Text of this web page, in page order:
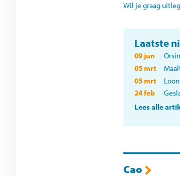
Wil je graag
Laatste
09 jun
05 mrt
05 mrt
24 feb
Lees alle
Cao